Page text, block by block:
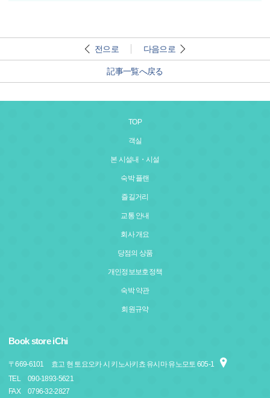
전으로 다음으로
記事一覧へ戻る
TOP
객실
본 시설내・시설
숙박 플랜
즐길거리
교통 안내
회사 개요
당점의 상품
개인정보보호정책
숙박 약관
회원규약
Book store iChi
〒669-6101
효고 현 토요오카 시 키노사키쵸 유시마 유노모토 605-1
TEL
090-1893-5621
FAX
0796-32-2827